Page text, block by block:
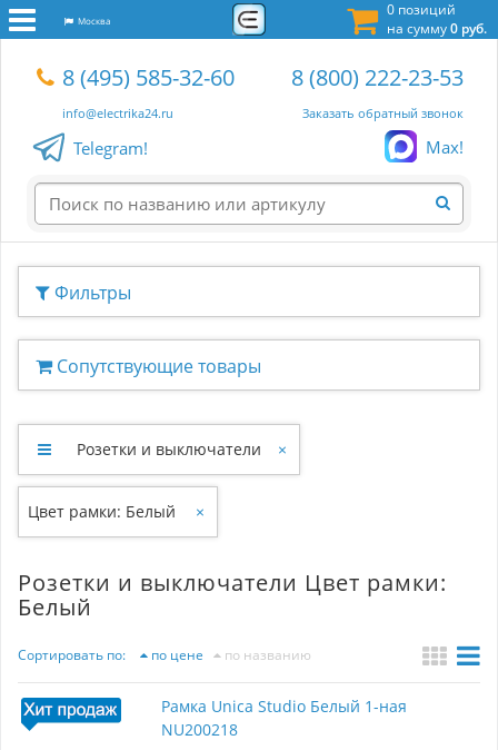
0 позиций
на сумму0 руб.
Москва
8 (495) 585-32-60
info@electrika24.ru
8 (800) 222-23-53
Заказать обратный звонок
Telegram! Max!
Фильтры
Сопутствующие товары
Розетки и выключатели ×
Цвет рамки: Белый ×
Розетки и выключатели Цвет рамки:
Белый
Сортировать по: по цене по названию
Рамка Unica Studio Белый 1-ная
NU200218